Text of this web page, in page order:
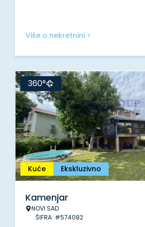
Više o nekretnini >
Kuće Ekskluzivno
360°
Kamenjar
NOVI SAD
ŠIFRA: #574082